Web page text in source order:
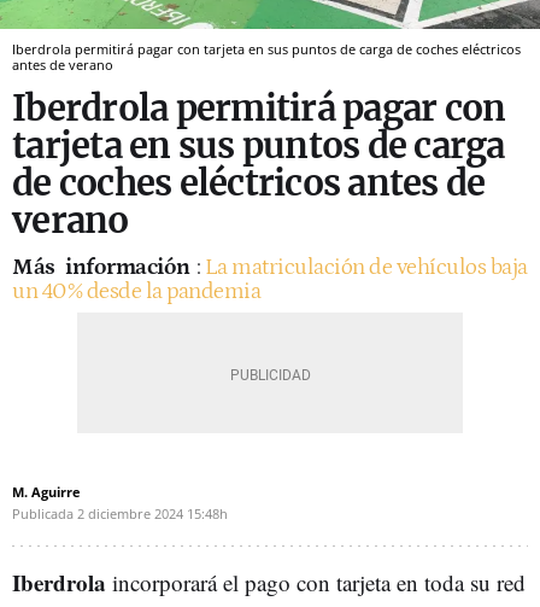
Iberdrola permitirá pagar con tarjeta en sus puntos de carga de coches eléctricos
antes de verano
Iberdrola permitirá pagar con
tarjeta en sus puntos de carga
de coches eléctricos antes de
verano
Más información : La matriculación de vehículos baja
un 40% desde la pandemia
M. Aguirre
Publicada 2 diciembre 2024 15:48h
Iberdrola incorporará el pago con tarjeta en toda su red